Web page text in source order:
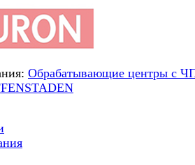
Обрабатывающие центры с